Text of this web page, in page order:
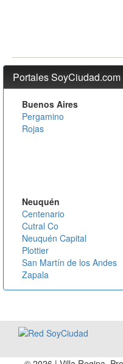
Portales SoyCiudad.com
Buenos Aires
Pergamino
Rojas
Neuquén
Centenario
Cutral Co
Neuquén Capital
Plottier
San Martín de los Andes
Zapala